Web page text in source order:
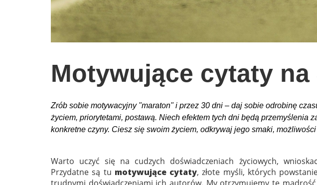
sposób na życie
zrób to samMotywujące cytaty na
Zrób sobie motywacyjny "maraton" i przez 30 dni – daj sobie odrobinę
życiem, priorytetami, postawą. Niech efektem tych dni będą przemyślenia
konkretne czyny. Ciesz się swoim życiem, odkrywaj jego smaki,
Warto uczyć się na cudzych doświadczeniach życiowych,
Przydatne są tu motywujące cytaty, złote myśli, których